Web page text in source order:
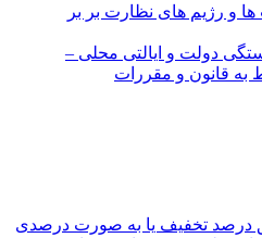
و رژیم های نظارت بر بر
دولت و ایالتی محلی –
به قانون و مقررات
درصد تخفیف یا به صورت درصدی